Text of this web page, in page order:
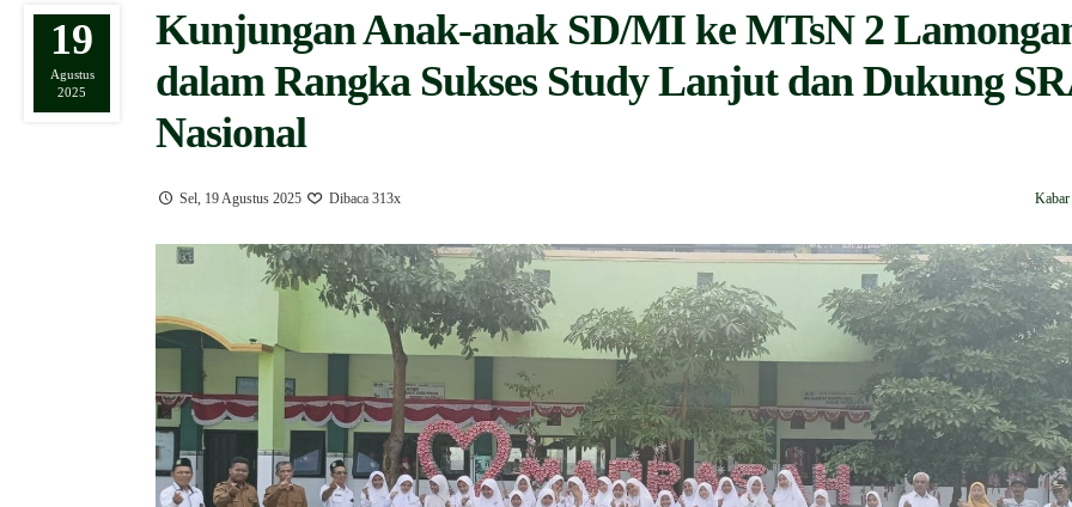
19
Agustus
2025
Kunjungan Anak-anak SD/MI ke MTsN 2
dalam Rangka Sukses Study Lanjut dan Dukung
Nasional
Sel, 19 Agustus 2025 Dibaca 313x